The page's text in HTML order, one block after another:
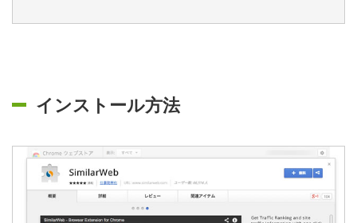
インストール方法